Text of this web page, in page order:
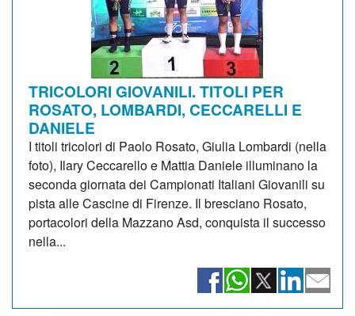
TRICOLORI GIOVANILI. TITOLI PER
ROSATO, LOMBARDI, CECCARELLI E
DANIELE
I titoli tricolori di Paolo Rosato, Giulia Lombardi (nella
foto), Ilary Ceccarello e Mattia Daniele illuminano la
seconda giornata dei Campionati Italiani Giovanili su
pista alle Cascine di Firenze. Il bresciano Rosato,
portacolori della Mazzano Asd, conquista il successo
nella...